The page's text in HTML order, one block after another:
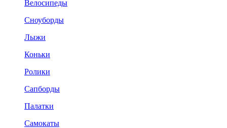
Велосипеды
Сноуборды
Лыжи
Коньки
Ролики
Сапборды
Палатки
Самокаты